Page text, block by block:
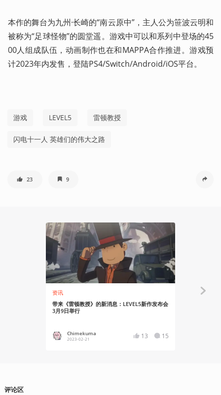
本作的舞台为九州·长崎的“南云原中”，主人公为笹波云明和
被称为“足球怪物”的圆堂遥。游戏中可以和系列中登场的45
00人组成队伍，动画制作也在和MAPPA合作推进。游戏预
计2023年内发售，登陆PS4/Switch/Android/iOS平台。
游戏 LEVEL5 雷顿教授
闪电十一人 英雄们的伟大之路
23 9
资讯
带来《雷顿教授》的新消息：LEVEL5新作发布会
3月9日举行
Chimekuma
2023-02-21 13 15
评论区